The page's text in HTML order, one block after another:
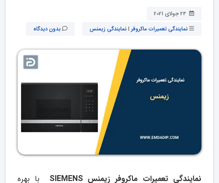
نمایندگی تعمیرات ماکروفر |نمایندگی زیمنس بدون دیدگاه
نمایندگی تعمیرات ماکروفر زیمنس SIEMENS
با بهره